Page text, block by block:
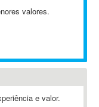
valores.
e valor.